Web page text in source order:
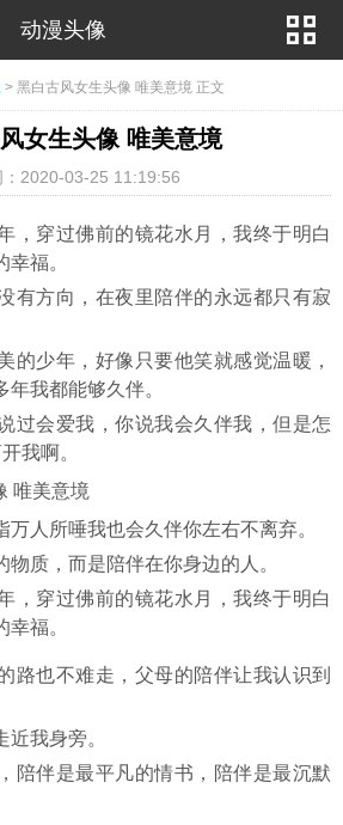
动漫头像
> 黑白古风女生头像 唯美意境 正文
女生头像 唯美意境
：2020-03-25 11:19:56
，穿过佛前的镜花水月，我终于明白
福。
有方向，在夜里陪伴的永远都只有寂
的少年，好像只要他笑就感觉温暖，
我都能够久伴。
过会爱我，你说我会久伴我，但是怎
我啊。
万人所唾我也会久伴你左右不离弃。
质，而是陪伴在你身边的人。
，穿过佛前的镜花水月，我终于明白
福。
路也不难走，父母的陪伴让我认识到
我身旁。
陪伴是最平凡的情书，陪伴是最沉默